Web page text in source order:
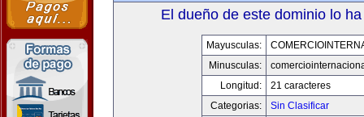
El dueño de este dominio lo
Mayusculas:
Minusculas:
Longitud:
21 caracteres
Categorias:
Sin Clasificar